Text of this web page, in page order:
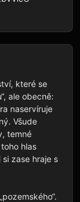
které se
ale obecně:
naservíruje
Všude
temné
hlas
zase hraje s